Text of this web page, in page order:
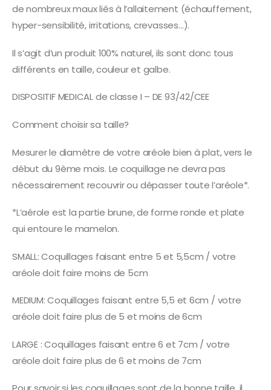
de nombreux maux liés à l’allaitement (échauffement,
hyper-sensibilité, irritations, crevasses…).
Il s’agit d’un produit 100% naturel, ils sont donc tous
différents en taille, couleur et galbe.
DISPOSITIF MEDICAL de classe I – DE 93/42/CEE
Comment choisir sa taille?
Mesurer le diamètre de votre aréole bien à plat, vers le
début du 9ème mois. Le coquillage ne devra pas
nécessairement recouvrir ou dépasser toute l’aréole*.
*L’aérole est la partie brune, de forme ronde et plate
qui entoure le mamelon.
SMALL: Coquillages faisant entre 5 et 5,5cm / votre
aréole doit faire moins de 5cm
MEDIUM: Coquillages faisant entre 5,5 et 6cm / votre
aréole doit faire plus de 5 et moins de 6cm
LARGE : Coquillages faisant entre 6 et 7cm / votre
aréole doit faire plus de 6 et moins de 7cm